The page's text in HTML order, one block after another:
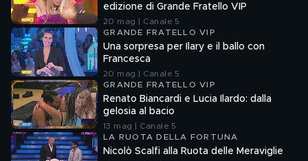
edizione di Grande Fratello VIP
20 mag | Canale 5
GRANDE FRATELLO VIP
Una sorpresa per Ilary e il ballo con
Francesca
20 mag | Canale 5
GRANDE FRATELLO VIP
Renato Biancardi e Lucia Ilardo: dalla
gelosia al bacio
13 mag | Canale 5
LA RUOTA DELLA FORTUNA
Nicolò Scalfi alla Ruota delle Meraviglie